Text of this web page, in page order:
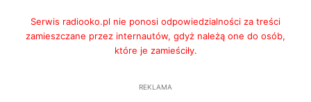
Serwis radiooko.pl nie ponosi odpowiedzialności za treści
zamieszczane przez internautów, gdyż należą one do osób,
które je zamieściły.
REKLAMA